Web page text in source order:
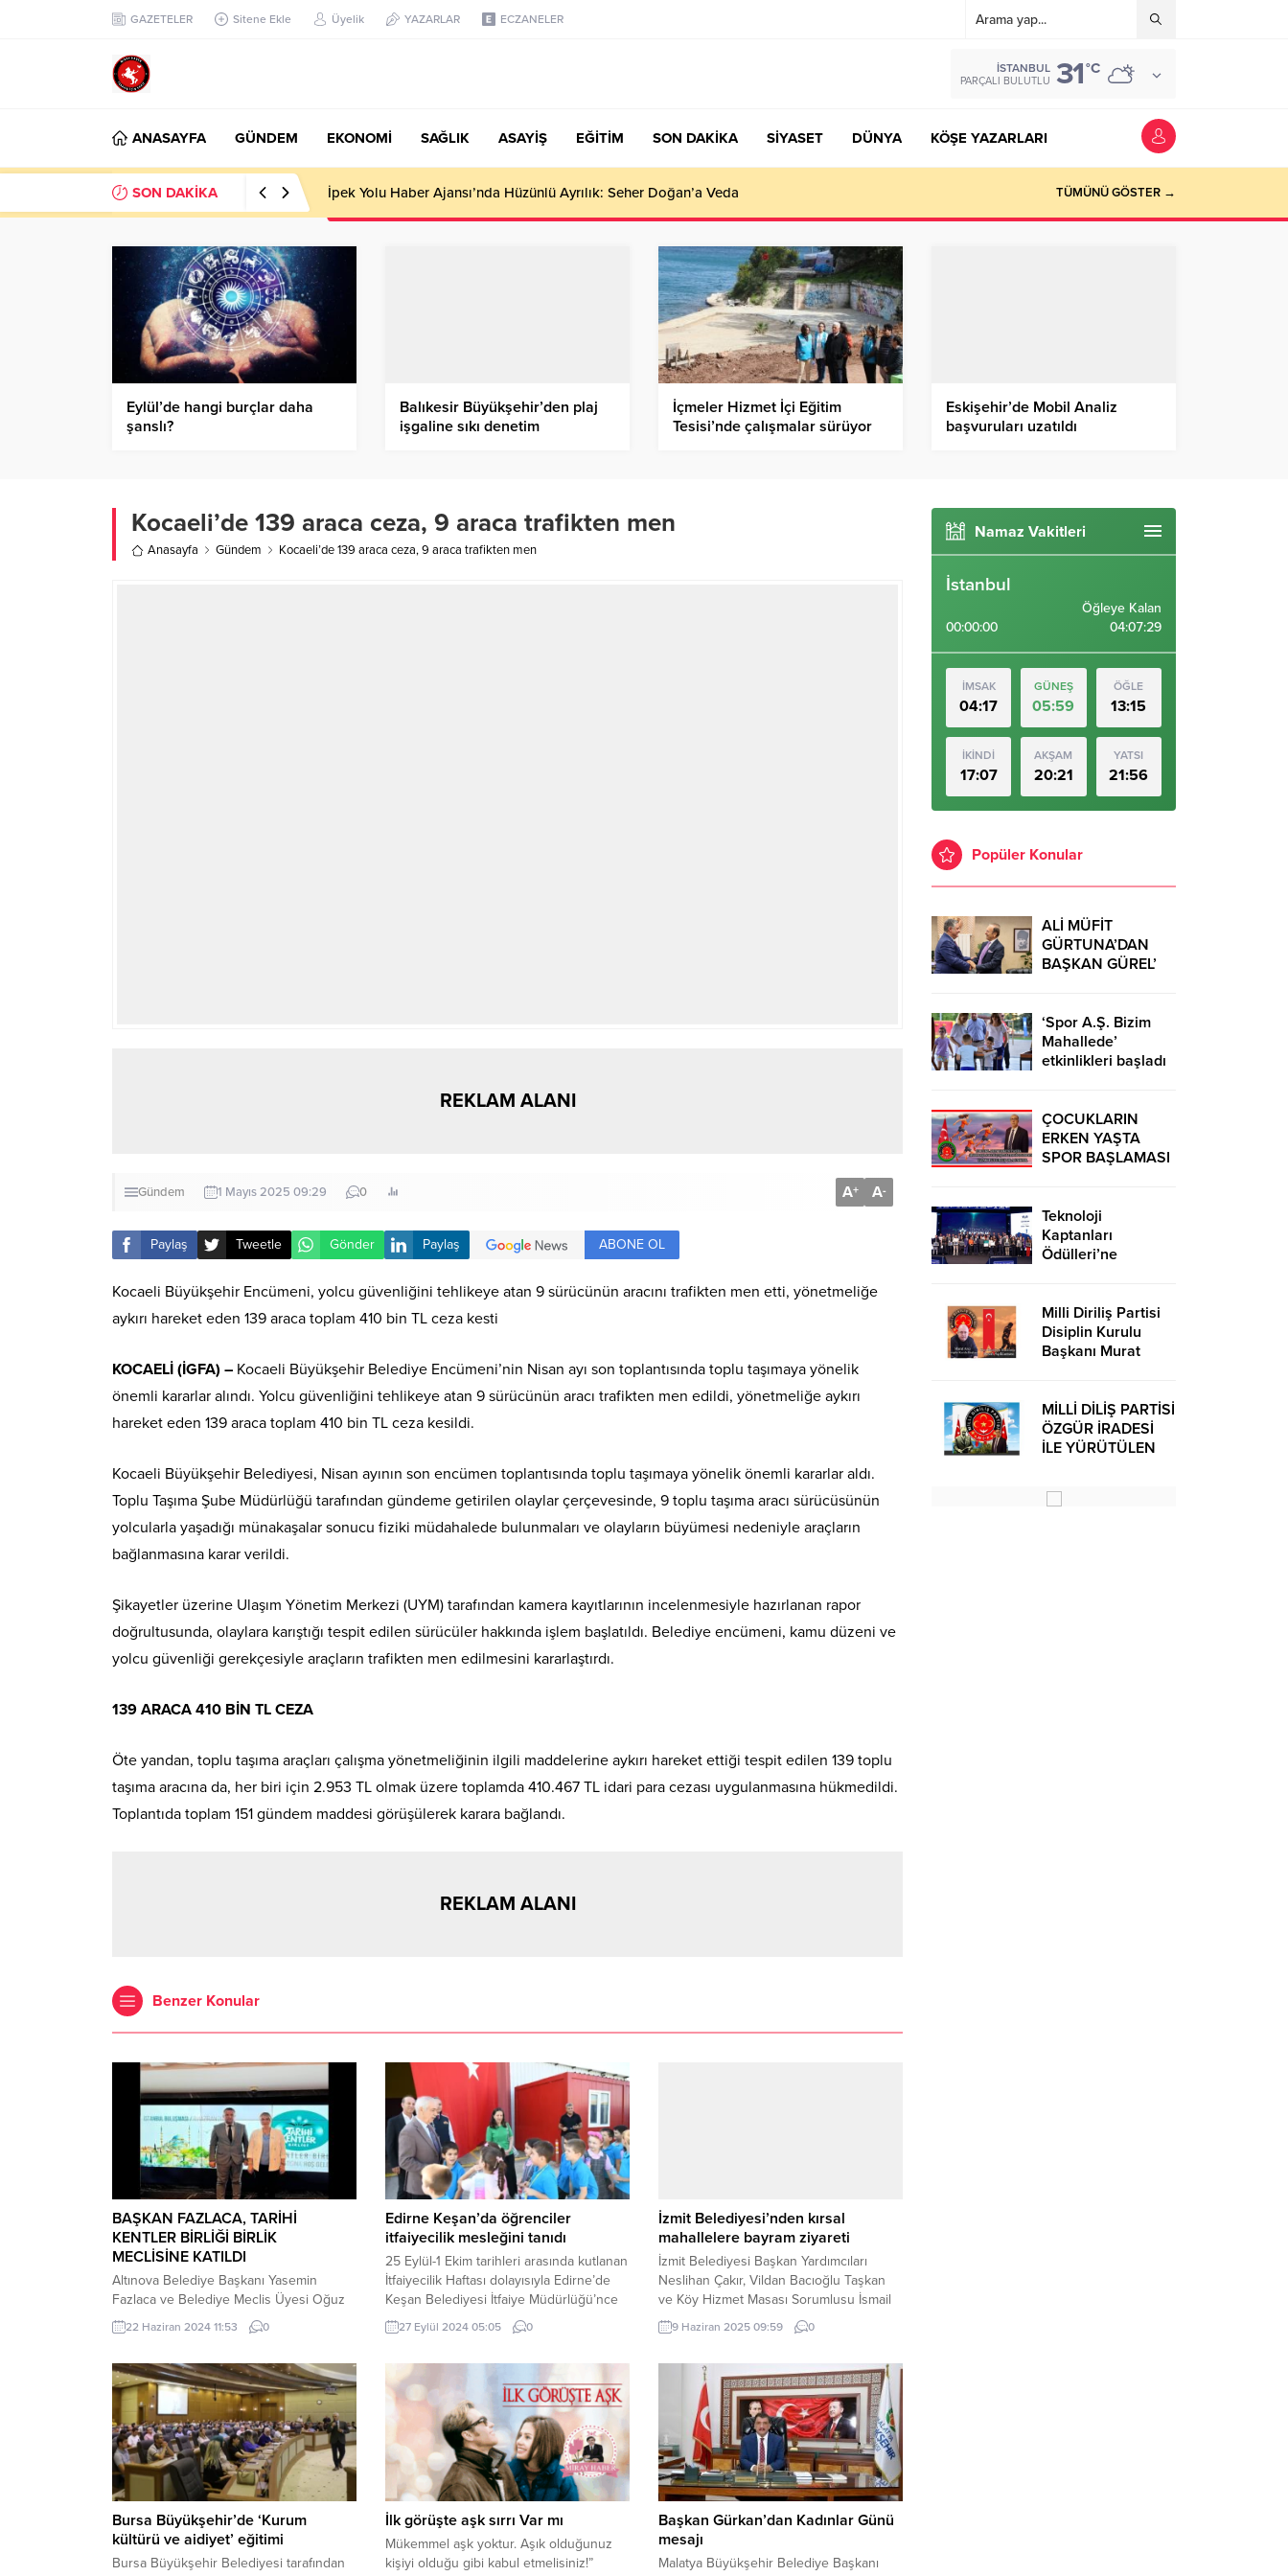
GAZETELER Sitene Ekle Üyelik YAZARLAR ECZANELER
İSTANBUL
PARÇALI BULUTLU 31°C
ANASAYFA GÜNDEM EKONOMİ SAĞLIK ASAYİŞ EĞİTİM SON DAKİKA SİYASET DÜNYA KÖŞE YAZARLARI
SON DAKİKA Başkan Nihat Öztürk, Şanahan’da Hacı Eryaman’a Misafir Oldu TÜMÜNÜ GÖSTER →
Eylül’de hangi burçlar daha
şanslı?
Balıkesir Büyükşehir’den plaj
işgaline sıkı denetim
İçmeler Hizmet İçi Eğitim
Tesisi’nde çalışmalar sürüyor
Eskişehir’de Mobil Analiz
başvuruları uzatıldı
Kocaeli’de 139 araca ceza, 9 araca trafikten men
Anasayfa Gündem Kocaeli’de 139 araca ceza, 9 araca trafikten men
REKLAM ALANI
Gündem 1 Mayıs 2025 09:29 0 A+ A-
Paylaş Tweetle Gönder Paylaş ABONE OL
Kocaeli Büyükşehir Encümeni, yolcu güvenliğini tehlikeye atan 9 sürücünün aracını trafikten men etti, yönetmeliğe
aykırı hareket eden 139 araca toplam 410 bin TL ceza kesti
KOCAELİ (İGFA) – Kocaeli Büyükşehir Belediye Encümeni’nin Nisan ayı son toplantısında toplu taşımaya yönelik
önemli kararlar alındı. Yolcu güvenliğini tehlikeye atan 9 sürücünün aracı trafikten men edildi, yönetmeliğe aykırı
hareket eden 139 araca toplam 410 bin TL ceza kesildi.
Kocaeli Büyükşehir Belediyesi, Nisan ayının son encümen toplantısında toplu taşımaya yönelik önemli kararlar aldı.
Toplu Taşıma Şube Müdürlüğü tarafından gündeme getirilen olaylar çerçevesinde, 9 toplu taşıma aracı sürücüsünün
yolcularla yaşadığı münakaşalar sonucu fiziki müdahalede bulunmaları ve olayların büyümesi nedeniyle araçların
bağlanmasına karar verildi.
Şikayetler üzerine Ulaşım Yönetim Merkezi (UYM) tarafından kamera kayıtlarının incelenmesiyle hazırlanan rapor
doğrultusunda, olaylara karıştığı tespit edilen sürücüler hakkında işlem başlatıldı. Belediye encümeni, kamu düzeni ve
yolcu güvenliği gerekçesiyle araçların trafikten men edilmesini kararlaştırdı.
139 ARACA 410 BİN TL CEZA
Öte yandan, toplu taşıma araçları çalışma yönetmeliğinin ilgili maddelerine aykırı hareket ettiği tespit edilen 139 toplu
taşıma aracına da, her biri için 2.953 TL olmak üzere toplamda 410.467 TL idari para cezası uygulanmasına hükmedildi.
Toplantıda toplam 151 gündem maddesi görüşülerek karara bağlandı.
REKLAM ALANI
Benzer Konular
BAŞKAN FAZLACA, TARİHİ
KENTLER BİRLİĞİ BİRLİK
MECLİSİNE KATILDI
Altınova Belediye Başkanı Yasemin
Fazlaca ve Belediye Meclis Üyesi Oğuz
Aydın, İstanbul’da düzenlenen Tarihi
Kentler Birliği Birlik Meclisi 2024 Yılı
olağan kongrede oy kullanan Altınova
Belediye Başkanı Yasemin Fazlaca,” Tarihi
Kentler Birliği Birlik Meclisi 2024 yılı 1.
Olağan toplantısına katılım sağladık ve
oyumuzu kullandık. Burada...
22 Haziran 2024 11:53 0
Edirne Keşan’da öğrenciler
itfaiyecilik mesleğini tanıdı
25 Eylül-1 Ekim tarihleri arasında kutlanan
İtfaiyecilik Haftası dolayısıyla Edirne’de
Keşan Belediyesi İtfaiye Müdürlüğü’nce
öğrencilere yönelik kapsamlı bir eğitim
etkinliği düzenledi. Erdoğan DEMİR /
ilçesinde İtfaiyecilik Haftası dolayısıyla
düzenlenen etkinliğe Keşan Belediye
Başkanı Op. Dr. Mehmet Özcan, Belediye
Başkan Yardımcısı Bilgin Atlı, Belediye
Meclis Üyesi...
27 Eylül 2024 05:05 0
İzmit Belediyesi’nden kırsal
mahallelere bayram ziyareti
İzmit Belediyesi Başkan Yardımcıları
Neslihan Çakır, Vildan Bacıoğlu Taşkan
ve Köy Hizmet Masası Sorumlusu İsmail
Akdeniz, Kurban Bayramı dolayısıyla
Orhaniye, Süverler ve Sekbanlı
bayramlaştı, köylerin ihtiyaçlarını dinledi.
KOCAELİ (İGFA) – İzmit Belediyesi,
Kurban Bayramı’nda kırsal mahallelere
yönelik özel bir ziyaret programı
düzenledi. Halkla İlişkiler Müdürlüğü
tarafından...
9 Haziran 2025 09:59 0
Bursa Büyükşehir’de ‘Kurum
kültürü ve aidiyet’ eğitimi
Bursa Büyükşehir Belediyesi tarafından
İlk görüşte aşk sırrı Var mı
Mükemmel aşk yoktur. Aşık olduğunuz
kişiyi olduğu gibi kabul etmelisiniz!”
Başkan Gürkan’dan Kadınlar Günü
mesajı
Malatya Büyükşehir Belediye Başkanı
Namaz Vakitleri
İstanbul
00:00:00
Öğleye Kalan
04:07:29
İMSAK
04:17
GÜNEŞ
05:59
ÖĞLE
13:15
İKİNDİ
17:07
AKŞAM
20:21
YATSI
21:56
Popüler Konular
ALİ MÜFİT
GÜRTUNA’DAN
BAŞKAN GÜREL’
‘Spor A.Ş. Bizim
Mahallede’
etkinlikleri başladı
ÇOCUKLARIN
ERKEN YAŞTA
SPOR BAŞLAMASI
UZAK TUTUMUŞ
OLACAKTIR
Teknoloji
Kaptanları
Ödülleri’ne
Milli Diriliş Partisi
Disiplin Kurulu
Başkanı Murat
Basın Açıklaması
MİLLİ DİLİŞ PARTİSİ
ÖZGÜR İRADESİ
İLE YÜRÜTÜLEN
OLUŞUMUDUR